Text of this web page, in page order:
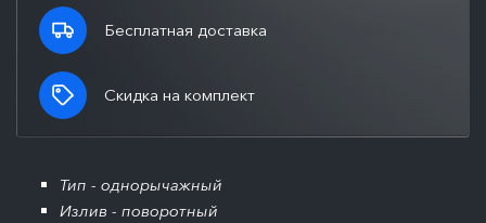
Бесплатная доставка
Скидка на комплект
Тип - однорычажный
Излив - поворотный